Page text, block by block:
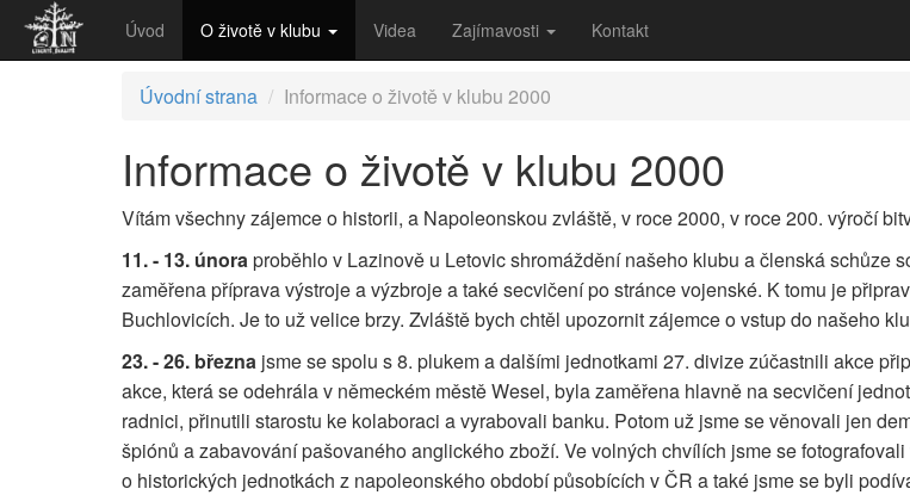
Úvod O životě v klubu Videa Zajímavosti Kontakt
Úvodní strana Informace o životě v klubu 2000
Informace o životě v klubu 2000
Vítám všechny zájemce o historii, a Napoleonskou zvláště, v roce 2000, v roce 200. výročí
11. - 13. únoraproběhlo v Lazinově u Letovic shromáždění našeho klubu a členská schůze
zaměřena příprava výstroje a výzbroje a také secvičení po stránce vojenské. K tomu je
Buchlovicích. Je to už velice brzy. Zvláště bych chtěl upozornit zájemce o vstup do našeho
23. - 26. března jsme se spolu s 8. plukem a dalšími jednotkami 27. divize zúčastnili akce
akce, která se odehrála v německém městě Wesel, byla zaměřena hlavně na secvičení
radnici, přinutili starostu ke kolaboraci a vyrabovali banku. Potom už jsme se věnovali jen
špiónů a zabavování pašovaného anglického zboží. Ve volných chvílích jsme se
o historických jednotkách z napoleonského období působících v ČR a také jsme se byli